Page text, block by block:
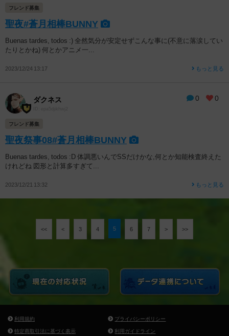
フレンド募集
聖夜#蒼月相棒BUNNY
Buenas tardes, todos :) 全然気分が安定せずこんな事に(不意に落涙してい
たりとかね) 何とかアニメ一...
2023/12/24 13:17 もっと見る
0 0
ダクネス
フレンド募集
聖夜祭事08#蒼月相棒BUNNY
Buenas tardes, todos :D 体調悪いんでSSだけかな,何とか知能検査終えた
けれどね 図形と計算多すぎて...
2023/12/21 13:32 もっと見る
<< < 3 4 5 6 7 > >>
利用規約
プライバシーポリシー
特定商取引法に基づく表示
利用ガイドライン